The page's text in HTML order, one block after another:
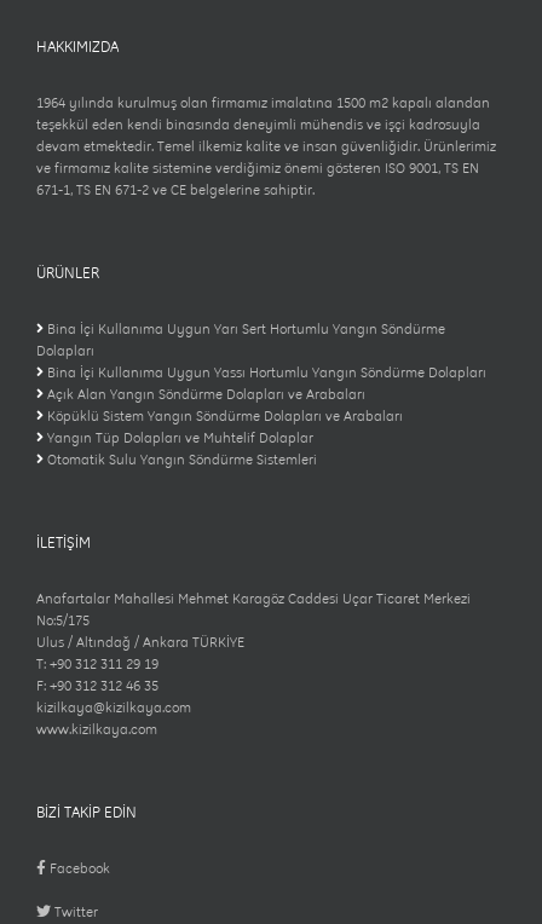
HAKKIMIZDA
1964 yılında kurulmuş olan firmamız imalatına 1500 m2 kapalı alandan
teşekkül eden kendi binasında deneyimli mühendis ve işçi kadrosuyla
devam etmektedir. Temel ilkemiz kalite ve insan güvenliğidir. Ürünlerimiz
ve firmamız kalite sistemine verdiğimiz önemi gösteren ISO 9001, TS EN
671-1, TS EN 671-2 ve CE belgelerine sahiptir.
ÜRÜNLER
Bina İçi Kullanıma Uygun Yarı Sert Hortumlu Yangın Söndürme
Dolapları
Bina İçi Kullanıma Uygun Yassı Hortumlu Yangın Söndürme Dolapları
Açık Alan Yangın Söndürme Dolapları ve Arabaları
Köpüklü Sistem Yangın Söndürme Dolapları ve Arabaları
Yangın Tüp Dolapları ve Muhtelif Dolaplar
Otomatik Sulu Yangın Söndürme Sistemleri
İLETİŞİM
Anafartalar Mahallesi Mehmet Karagöz Caddesi Uçar Ticaret Merkezi
No:5/175
Ulus / Altındağ / Ankara TÜRKİYE
T: +90 312 311 29 19
F: +90 312 312 46 35
kizilkaya@kizilkaya.com
www.kizilkaya.com
BİZİ TAKİP EDİN
Facebook
Twitter